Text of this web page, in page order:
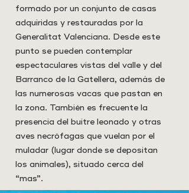
formado por un conjunto de casas
adquiridas y restauradas por la
Generalitat Valenciana. Desde este
punto se pueden contemplar
espectaculares vistas del valle y del
Barranco de la Gatellera, además de
las numerosas vacas que pastan en
la zona. También es frecuente la
presencia del buitre leonado y otras
aves necrófagas que vuelan por el
muladar (lugar donde se depositan
los animales), situado cerca del
“mas”.